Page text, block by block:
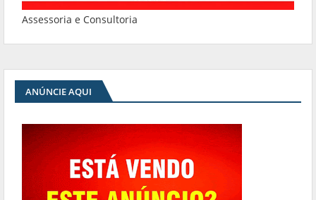
Assessoria e Consultoria
ANÚNCIE AQUI